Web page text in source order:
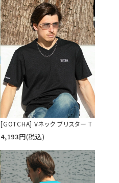
[GOTCHA] Vネック ブリスター T
4,193円(税込)